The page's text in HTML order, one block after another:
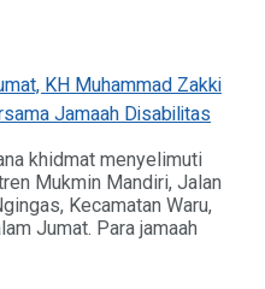
khidmat menyelimuti
Mukmin Mandiri, Jalan
Kecamatan Waru,
Jumat. Para jamaah